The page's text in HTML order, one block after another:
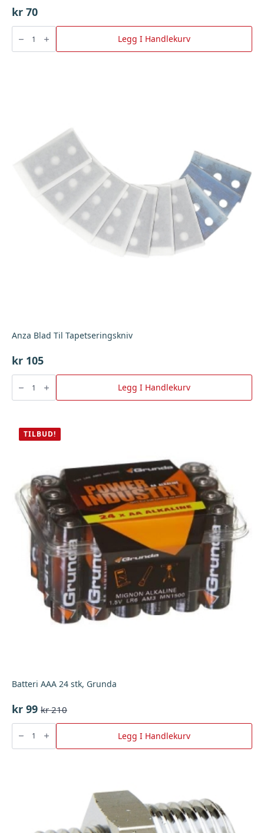
kr 70
Trykkbryter
M/Rødt
Lys,
Bgu
Legg I Handlekurv
Anza Blad Til Tapetseringskniv
kr 105
Anza
Tapetseringskniv
Legg I Handlekurv
TILBUD!
Batteri AAA 24 stk, Grunda
kr210
Opprinnelig
pris
var:
kr 210.
kr 99
Nåværende
pris
er:
kr 99.
Batteri
stk,
Legg I Handlekurv